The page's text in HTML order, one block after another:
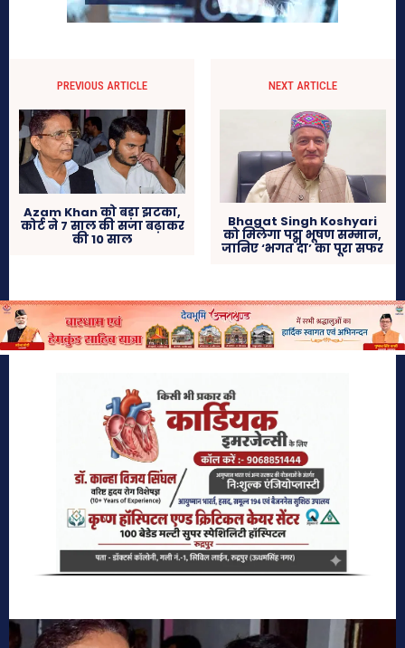
PREVIOUS ARTICLE
Azam Khan को बड़ा झटका,
कोर्ट ने 7 साल की सजा बढ़ाकर
की 10 साल
NEXT ARTICLE
Bhagat Singh Koshyari
को मिलेगा पद्म भूषण सम्मान,
जानिए ‘भगत दा’ का पूरा सफर